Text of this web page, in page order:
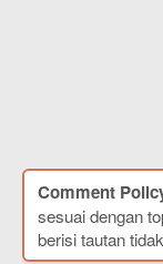
Comment
sesuai dengan
berisi tautan